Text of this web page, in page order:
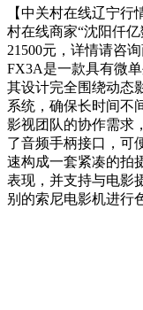
【中关村在线辽宁行
村在线商家“沈阳仟
21500元，详情请咨
FX3A是一款具有微
其设计完全围绕动态
系统，确保长时间不
影视团队的协作需求
了音频手柄接口，可
速构成一套紧凑的拍
表现，并支持与电影
别的索尼电影机进行